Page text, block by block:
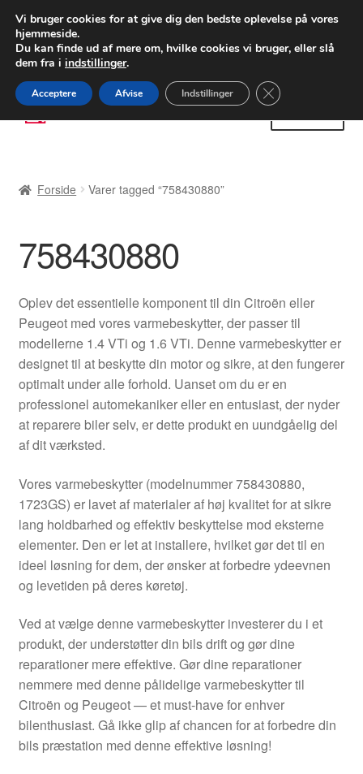
LEVERING fra 55 kr.
FEDEX verdensomspændende forsendelse
80 82 72 02
Spring
til
Spring
til
Betalinger
Kasse
Klageprocedure
Kontakte
Kurv
Min Konto
Om os
Privatlivspolitik
Vilkår og betingelser
Forside Varer tagged “758430880”
758430880
Oplev det essentielle komponent til din Citroën eller
Peugeot med vores varmebeskytter, der passer til
modellerne 1.4 VTi og 1.6 VTi. Denne varmebeskytter er
designet til at beskytte din motor og sikre, at den fungerer
optimalt under alle forhold. Uanset om du er en
professionel automekaniker eller en entusiast, der nyder
at reparere biler selv, er dette produkt en uundgåelig del
af dit værksted.
Vores varmebeskytter (modelnummer 758430880,
1723GS) er lavet af materialer af høj kvalitet for at sikre
lang holdbarhed og effektiv beskyttelse mod eksterne
elementer. Den er let at installere, hvilket gør det til en
ideel løsning for dem, der ønsker at forbedre ydeevnen
og levetiden på deres køretøj.
Ved at vælge denne varmebeskytter investerer du i et
produkt, der understøtter din bils drift og gør dine
reparationer mere effektive. Gør dine reparationer
nemmere med denne pålidelige varmebeskytter til
Citroën og Peugeot — et must-have for enhver
bilenthusiast. Gå ikke glip af chancen for at forbedre din
bils præstation med denne effektive løsning!
Vi bruger cookies for at give dig den bedste oplevelse på vores
hjemmeside.
Du kan finde ud af mere om, hvilke cookies vi bruger, eller slå
dem fra i indstillinger.
Acceptere Afvise Indstillinger Close GDPR